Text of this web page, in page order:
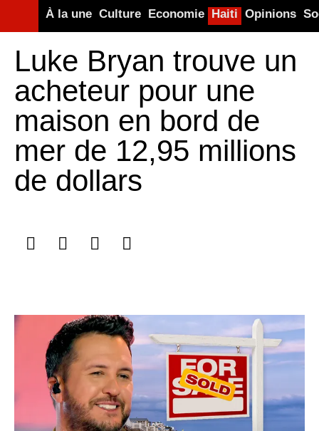
À la une Culture Economie Haiti Opinions
Luke Bryan trouve un
acheteur pour une
maison en bord de
mer de 12,95 millions
de dollars